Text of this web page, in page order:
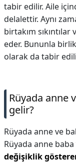
tabir edilir. Aile
delalettir. Aynı
birtakım
eder. Bununla
olarak da tabir
Rüyada anne
gelir?
Rüyada anne ve
Rüyada anne
değişiklik